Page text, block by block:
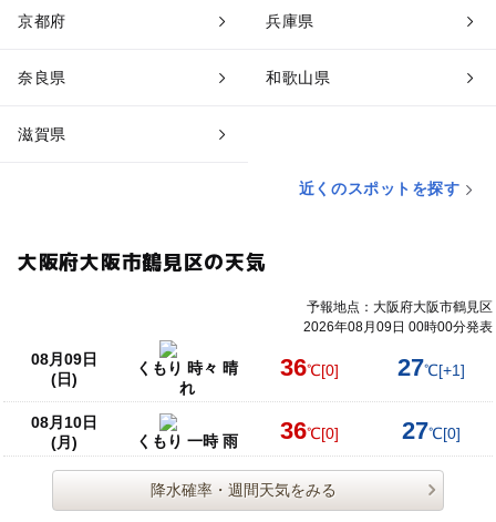
京都府 兵庫県
奈良県 和歌山県
滋賀県
近くのスポットを探す
大阪府大阪市鶴見区の天気
予報地点：大阪府大阪市鶴見区
2026年08月09日 00時00分発表
08月09日
(日)
くもり 時々 晴
れ
36℃[0] 27℃[+1]
08月10日
(月)
くもり 一時 雨 36℃[0] 27℃[0]
降水確率・週間天気をみる